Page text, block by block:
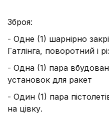
Зброя:
- Одне (1) шарнірно
Гатлінга, поворотний і
- Одна (1) пара
установок для ракет
- Один (1) пара
на цівку.